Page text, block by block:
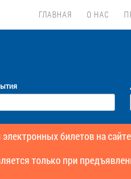
ГЛАВНАЯ О НАС
билетов на
только при